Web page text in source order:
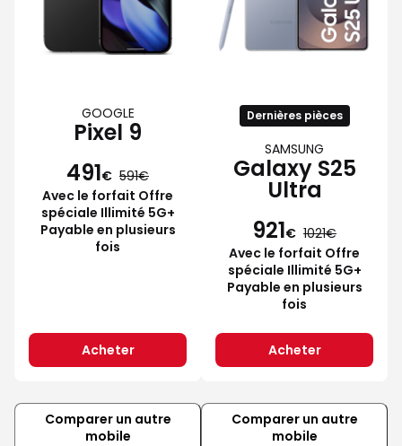
GOOGLE
Pixel 9
491€ 591
Avec le forfait Offre
spéciale Illimité 5G+
Payable en plusieurs
fois
Acheter
Dernières pièces
SAMSUNG
Galaxy S25
Ultra
921€ 1021
Avec le forfait Offre
spéciale Illimité 5G+
Payable en plusieurs
fois
Acheter
Comparer un autre
mobile
Comparer un autre
mobile